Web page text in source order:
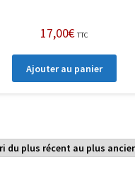
17,00€ TTC
Ajouter au panier